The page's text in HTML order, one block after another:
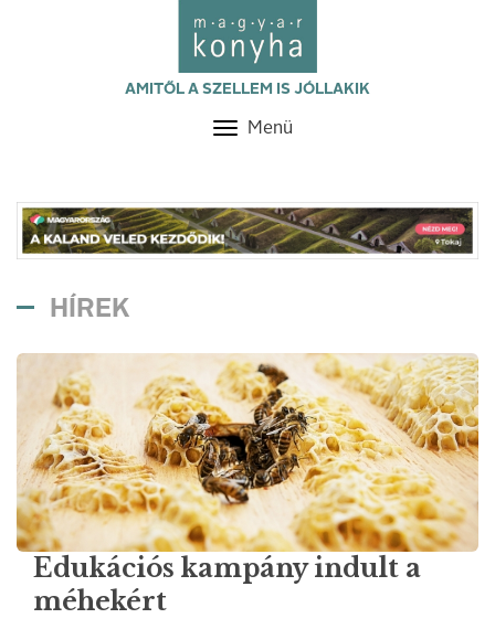
AMITŐL A SZELLEM IS JÓLLAKIK
Toggle
Menü
HÍREK
Edukációs kampány indult a
méhekért